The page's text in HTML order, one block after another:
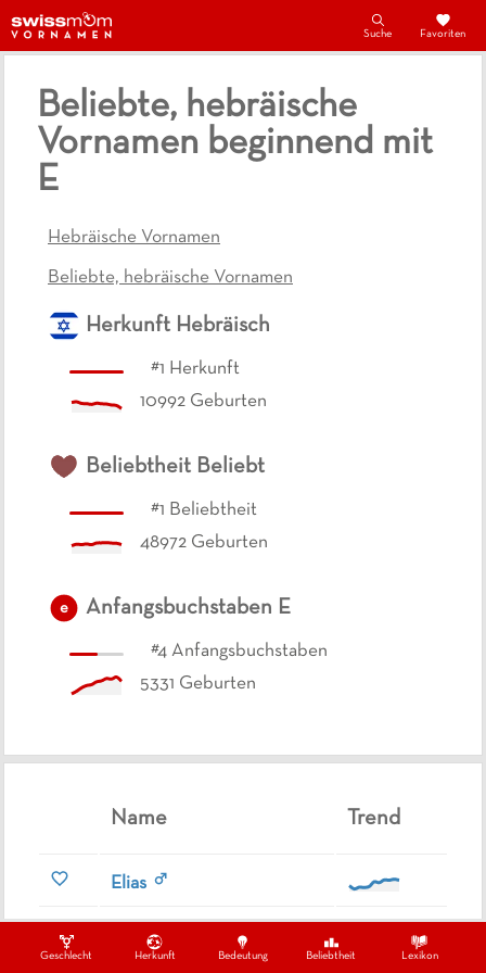
Geschlecht Herkunft Bedeutung Beliebtheit Lexikon
Suche Favoriten
Beliebte, hebräische
Vornamen beginnend mit
E
Hebräische Vornamen
Beliebte, hebräische Vornamen
Herkunft Hebräisch
#1 Herkunft
10992 Geburten
Beliebtheit Beliebt
#1 Beliebtheit
48972 Geburten
e Anfangsbuchstaben E
#4 Anfangsbuchstaben
5331 Geburten
Name Trend
Elias